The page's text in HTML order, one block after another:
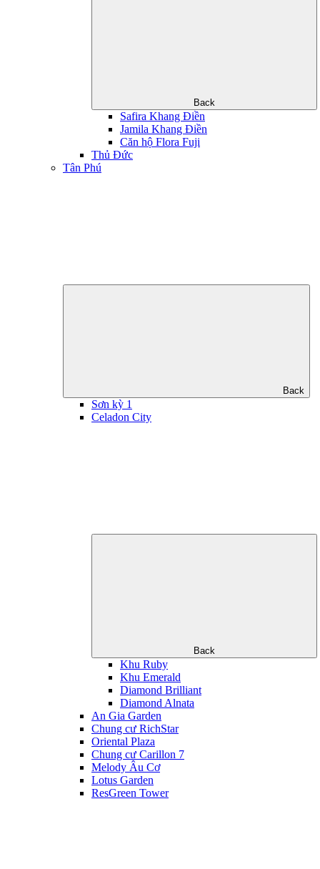
Back
Safira Khang Điền
Jamila Khang Điền
Căn hộ Flora Fuji
Thủ Đức
Tân Phú
Back
Sơn kỳ 1
Celadon City
Back
Khu Ruby
Khu Emerald
Diamond Brilliant
Diamond Alnata
An Gia Garden
Chung cư RichStar
Oriental Plaza
Chung cư Carillon 7
Melody Âu Cơ
Lotus Garden
ResGreen Tower